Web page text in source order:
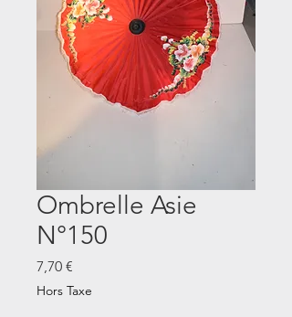
Ombrelle Asie
N°150
7,70 €
Hors Taxe